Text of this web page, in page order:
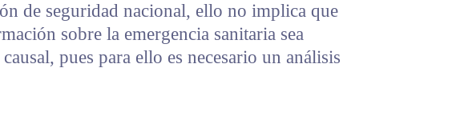
de seguridad nacional, ello no implica que
sobre la emergencia sanitaria sea
pues para ello es necesario un análisis